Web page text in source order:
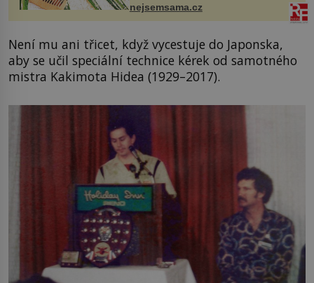
vlasy. ...
nejsemsama.cz
Není mu ani třicet, když vycestuje do Japonska,
aby se učil speciální technice kérek od samotného
mistra Kakimota Hidea (1929–2017).